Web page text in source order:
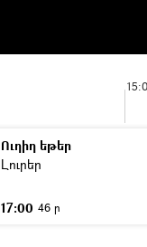
Ուղիղ եթեր
Լուրեր
17:00 46 ր